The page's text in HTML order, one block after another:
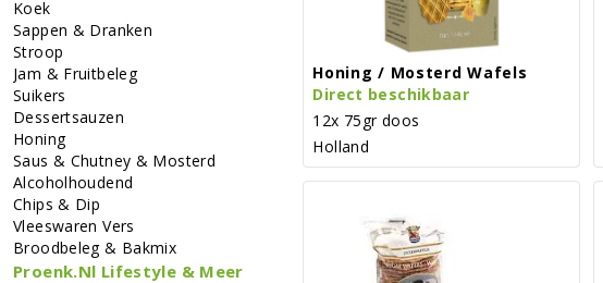
Koek
Sappen & Dranken
Stroop
Jam & Fruitbeleg
Suikers
Dessertsauzen
Honing
Saus & Chutney & Mosterd
Alcoholhoudend
Chips & Dip
Vleeswaren Vers
Broodbeleg & Bakmix
Proenk.nl Lifestyle & Meer
Honing / Mosterd Wafels
Direct beschikbaar
12x 75gr doos
Holland